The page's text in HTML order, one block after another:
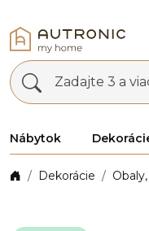
Zadajte 3 a
Nábytok
Dekorácie